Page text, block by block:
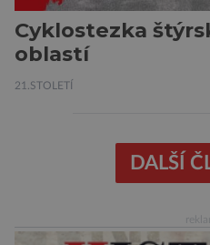
Cyklostezka
oblastí
21.STOLETÍ
DALŠÍ